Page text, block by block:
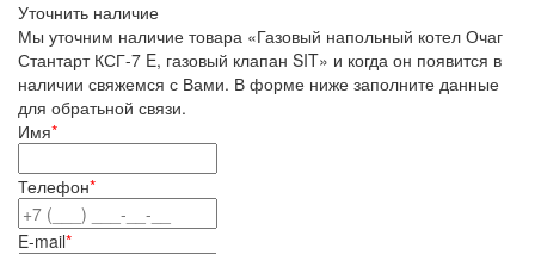
Уточнить наличие
Мы уточним наличие товара «Газовый напольный котел Очаг
Стантарт КСГ-7 E, газовый клапан SIT» и когда он появится в
наличии свяжемся с Вами. В форме ниже заполните данные
для обратьной связи.
Имя*
Телефон*
E-mail*